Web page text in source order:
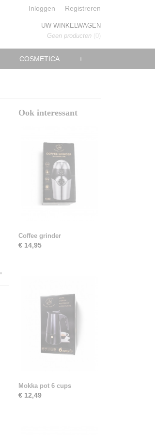
Inloggen Registreren
UW WINKELWAGEN
Geen producten (0)
COSMETICA +
Ook interessant
Coffee grinder
€ 14,95
Mokka pot 6 cups
€ 12,49